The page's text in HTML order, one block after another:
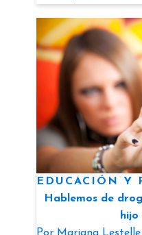
EDUCACIÓN Y
Hablemos de
hijo